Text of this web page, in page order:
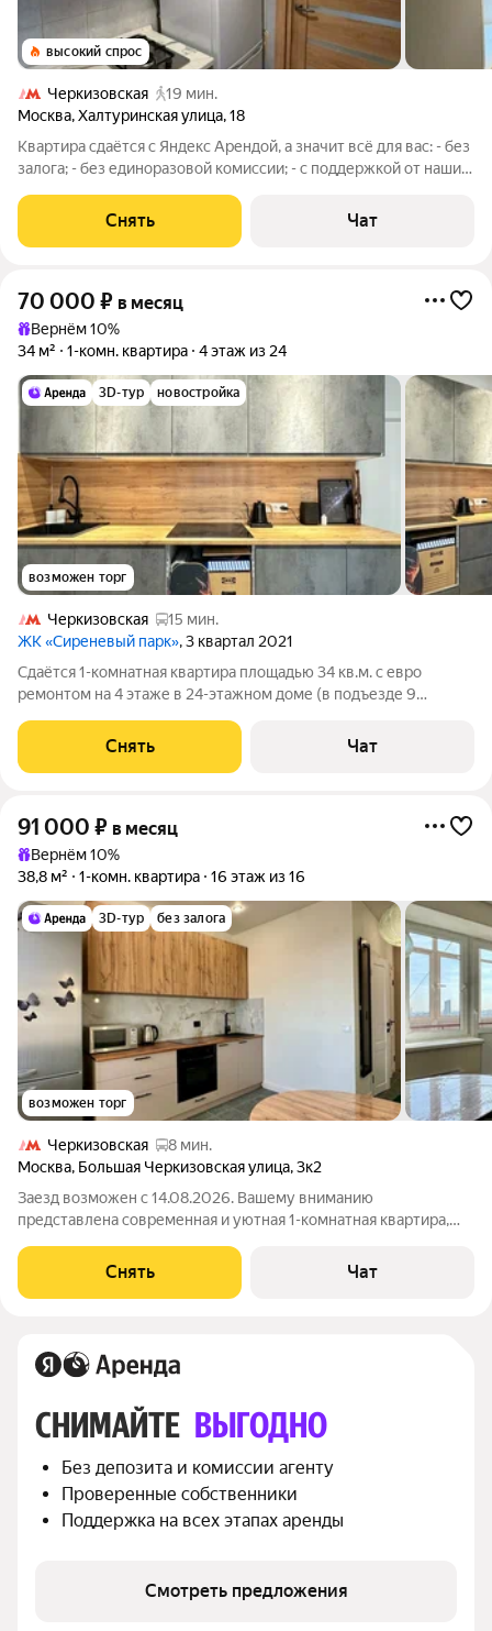
высокий спрос
Черкизовская
19 мин.
Москва,Халтуринская улица,18
Квартира сдаётся с Яндекс Арендой, а значит всё для вас: - без
залога; - без единоразовой комиссии; - с поддержкой от наших
вам квартиру онлайн это так же детально, как вживую, только
вы не
Снять Чат
70 000 ₽ в месяц
Вернём 10%
34 м²
1-комн. квартира 4 этаж из 24
3D-тур новостройка
возможен торг
Черкизовская
15 мин.
ЖК «Сиреневый парк», 3 квартал 2021
Сдаётся 1-комнатная квартира площадью 34 кв.м. с евро
ремонтом на 4 этаже в 24-этажном доме (в подъезде 9
выходят во двор. В подъезде 2 лифта - 1 грузовой и 1
пассажирский. Что включено: - Из
Снять Чат
91 000 ₽ в месяц
Вернём 10%
38,8 м²
1-комн. квартира 16 этаж из 16
3D-тур без залога
возможен торг
Черкизовская
8 мин.
Москва, Большая Черкизовская улица,3к2
Заезд возможен с 14.08.2026. Вашему вниманию
представлена современная и уютная 1-комнатная квартира,
обеспечивает прекрасный вид из окон и тихую обстановку.
Удобства: светлый и уютный интерьер
Снять Чат
СНИМАЙТЕ ВЫГОДНО
Без депозита и комиссии агенту
Проверенные собственники
Поддержка на всех этапах аренды
Смотреть предложения